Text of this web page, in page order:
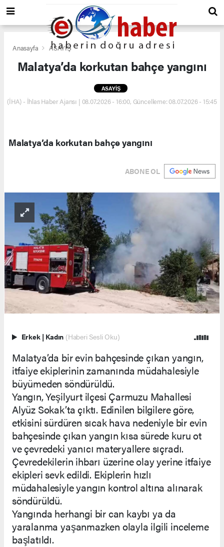
Anasayfa ASAYİŞ
Malatya’da korkutan bahçe yangını
ASAYİŞ
(İHA) - İhlas Haber Ajansı | 08.07.2026 - 16:00, Güncelleme: 08.07.2026 - 15:45
Malatya’da korkutan bahçe yangını
ABONE OL
Erkek | Kadın (Haberi Sesli Oku)
Malatya’da bir evin bahçesinde çıkan yangın,
itfaiye ekiplerinin zamanında müdahalesiyle
büyümeden söndürüldü.
Yangın, Yeşilyurt ilçesi Çarmuzu Mahallesi
Alyüz Sokak’ta çıktı. Edinilen bilgilere göre,
etkisini sürdüren sıcak hava nedeniyle bir evin
bahçesinde çıkan yangın kısa sürede kuru ot
ve çevredeki yanıcı materyallere sıçradı.
Çevredekilerin ihbarı üzerine olay yerine itfaiye
ekipleri sevk edildi. Ekiplerin hızlı
müdahalesiyle yangın kontrol altına alınarak
söndürüldü.
Yangında herhangi bir can kaybı ya da
yaralanma yaşanmazken olayla ilgili inceleme
başlatıldı.